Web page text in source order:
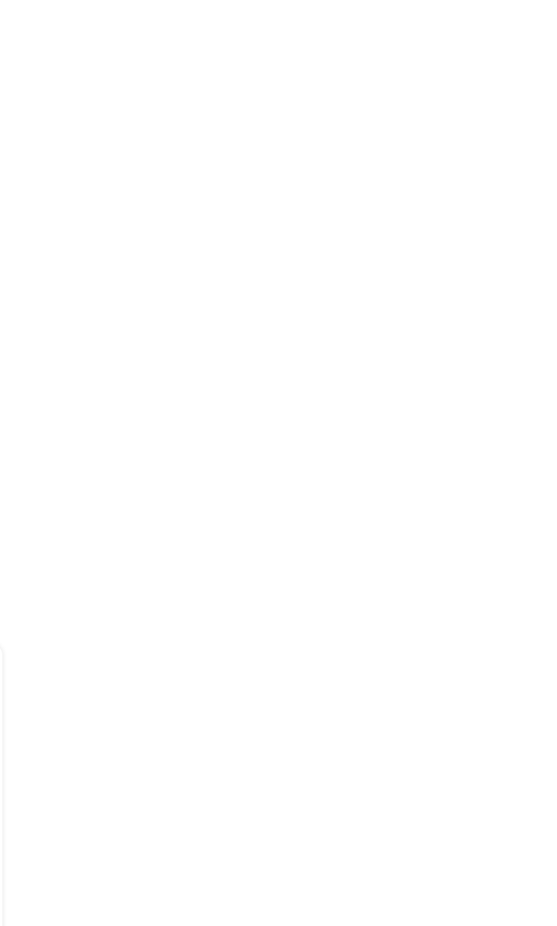
comunicações.
a proteger e respeitar sua
dados apenas para fins de
suas preferências a qualquer